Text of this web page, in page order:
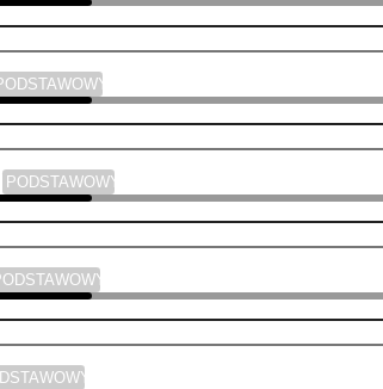
PODSTAWOWY
PODSTAWOWY
PODSTAWOWY